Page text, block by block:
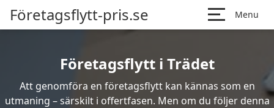
Företagsflytt-pris.se Menu
Företagsflytt i Trädet
Att genomföra en företagsflytt kan kännas som en
utmaning – särskilt i offertfasen. Men om du följer denna